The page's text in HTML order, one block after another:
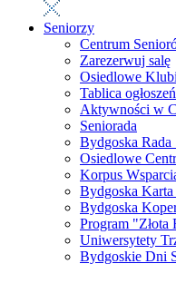
Seniorzy
Centrum
Zarezerwuj salę
Osiedlowe
Tablica ogłoszeń
Aktywności w
Seniorada
Bydgoska Rada
Osiedlowe
Korpus
Bydgoska
Bydgoska
Program "Złota
Uniwersytety
Bydgoskie Dni